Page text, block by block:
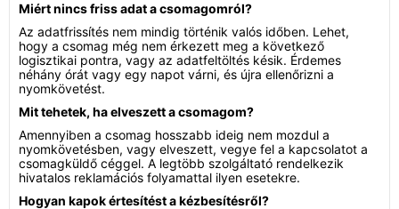
Miért nincs friss adat a csomagomról?
Az adatfrissítés nem mindig történik valós időben. Lehet,
hogy a csomag még nem érkezett meg a következő
logisztikai pontra, vagy az adatfeltöltés késik. Érdemes
néhány órát vagy egy napot várni, és újra ellenőrizni a
nyomkövetést.
Mit tehetek, ha elveszett a csomagom?
Amennyiben a csomag hosszabb ideig nem mozdul a
nyomkövetésben, vagy elveszett, vegye fel a kapcsolatot a
csomagküldő céggel. A legtöbb szolgáltató rendelkezik
hivatalos reklamációs folyamattal ilyen esetekre.
Hogyan kapok értesítést a kézbesítésről?